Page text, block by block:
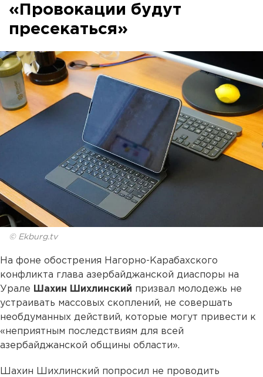
«Провокации будут
пресекаться»
© Ekburg.tv
На фоне обострения Нагорно-Карабахского
конфликта глава азербайджанской диаспоры на
Урале Шахин Шихлинский призвал молодежь не
устраивать массовых скоплений, не совершать
необдуманных действий, которые могут привести к
«неприятным последствиям для всей
азербайджанской общины области».
Шахин Шихлинский попросил не проводить